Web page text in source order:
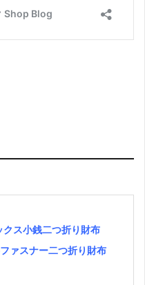
ス小銭二つ折り財布
ァスナー二つ折り財布